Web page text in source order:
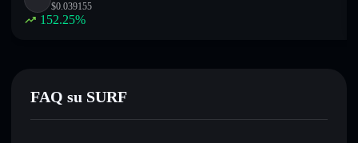
$0.039155
152.25%
FAQ su SURF